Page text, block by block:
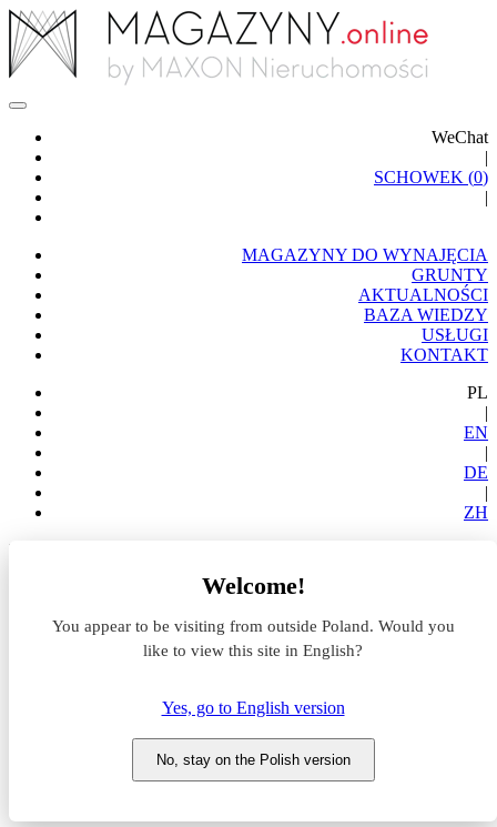
WeChat
|
SCHOWEK (0)
|
MAGAZYNY DO WYNAJĘCIA
GRUNTY
AKTUALNOŚCI
BAZA WIEDZY
USŁUGI
KONTAKT
PL
|
EN
|
DE
|
ZH
Welcome!
You appear to be visiting from outside Poland. Would you
like to view this site in English?
Yes, go to English version
No, stay on the Polish version
Lokalizacja